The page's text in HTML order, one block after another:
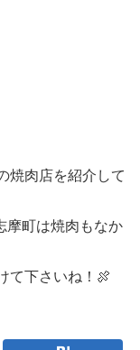
焼肉店を紹介して
摩町は焼肉もなか
て下さいね！🍖